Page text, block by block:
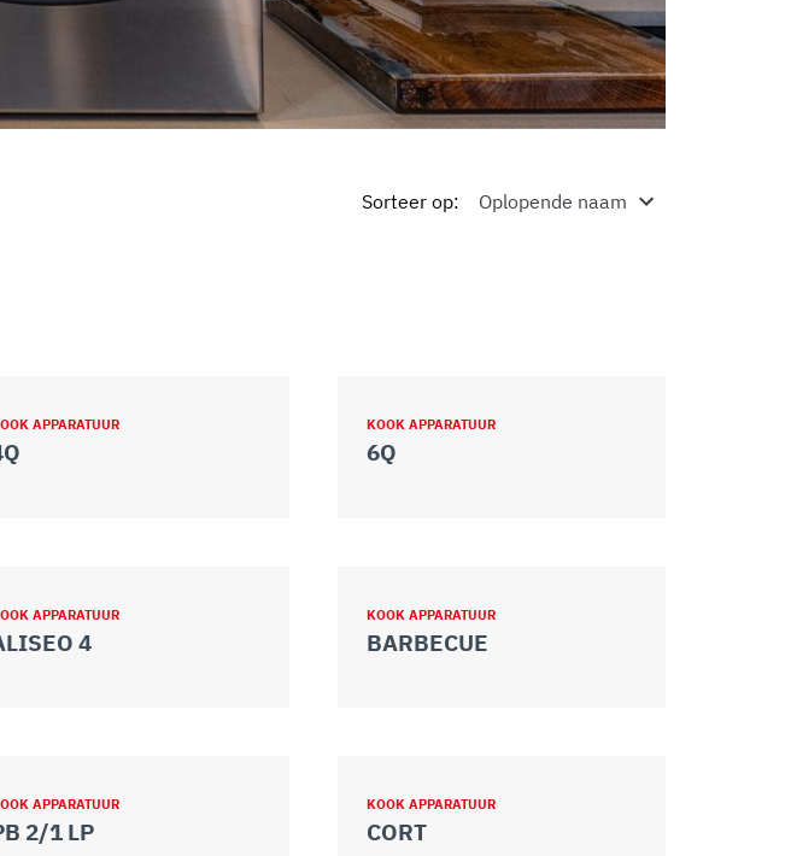
Sorteer op:
APPARATUUR KOOK APPARATUUR
6Q
APPARATUUR
4
KOOK APPARATUUR
BARBECUE
APPARATUUR
2/1 LP
KOOK APPARATUUR
CORT